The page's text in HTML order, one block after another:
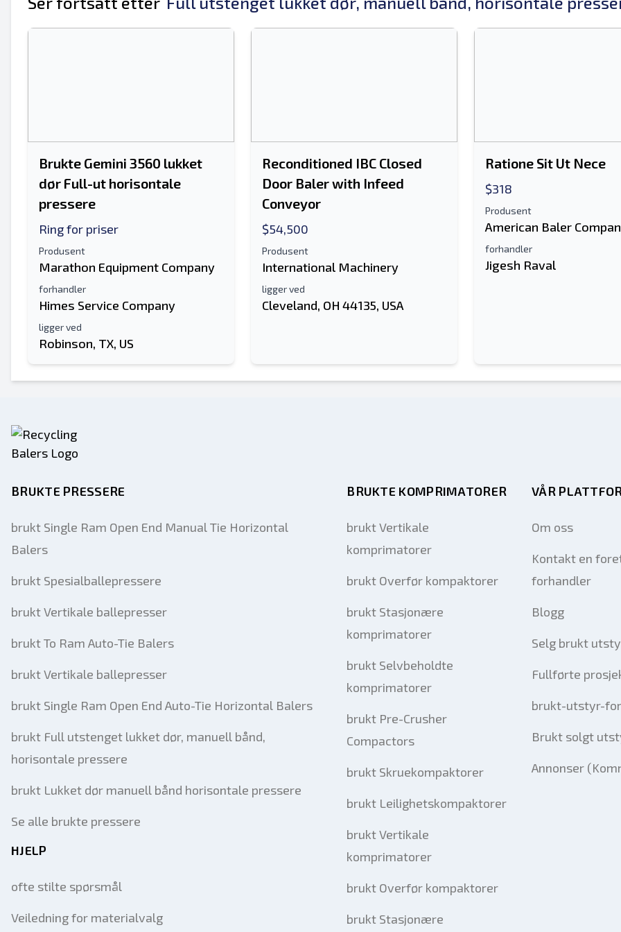
Brukte Gemini 3560 lukket
dør Full-ut horisontale
pressere
Ring for priser
Produsent
Marathon Equipment Company
forhandler
Himes Service Company
ligger ved
Robinson, TX, US
Reconditioned IBC Closed
Door Baler with Infeed
Conveyor
$54,500
Produsent
International Machinery
ligger ved
Cleveland, OH 44135, USA
Ratione Sit Ut Nece
$318
Produsent
American Baler
forhandler
Jigesh Raval
BRUKTE PRESSERE
brukt Single Ram Open End Manual Tie Horizontal
Balers
brukt Spesialballepressere
brukt Vertikale ballepresser
brukt To Ram Auto-Tie Balers
brukt Vertikale ballepresser
brukt Single Ram Open End Auto-Tie Horizontal Balers
brukt Full utstenget lukket dør, manuell bånd,
horisontale pressere
brukt Lukket dør manuell bånd horisontale pressere
Se alle brukte pressere
HJELP
ofte stilte spørsmål
Veiledning for materialvalg
BRUKTE KOMPRIMATORER
brukt Vertikale
komprimatorer
brukt Overfør kompaktorer
brukt Stasjonære
komprimatorer
brukt Selvbeholdte
komprimatorer
brukt Pre-Crusher
Compactors
brukt Skruekompaktorer
brukt Leilighetskompaktorer
brukt Vertikale
komprimatorer
brukt Overfør kompaktorer
brukt Stasjonære
VÅR
Om oss
Kontakt en
forhandler
Blogg
Selg brukt
Fullførte
brukt-utstyr-
Brukt solgt
Annonser